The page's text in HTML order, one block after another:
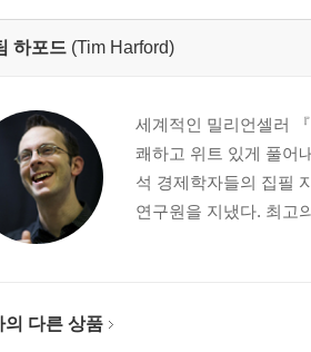
하포드 (Tim Harford)
세계적인 밀리언셀러
쾌하고 위트 있게 풀어
석 경제학자들의 집필
연구원을 지냈다. 최고
의 다른 상품